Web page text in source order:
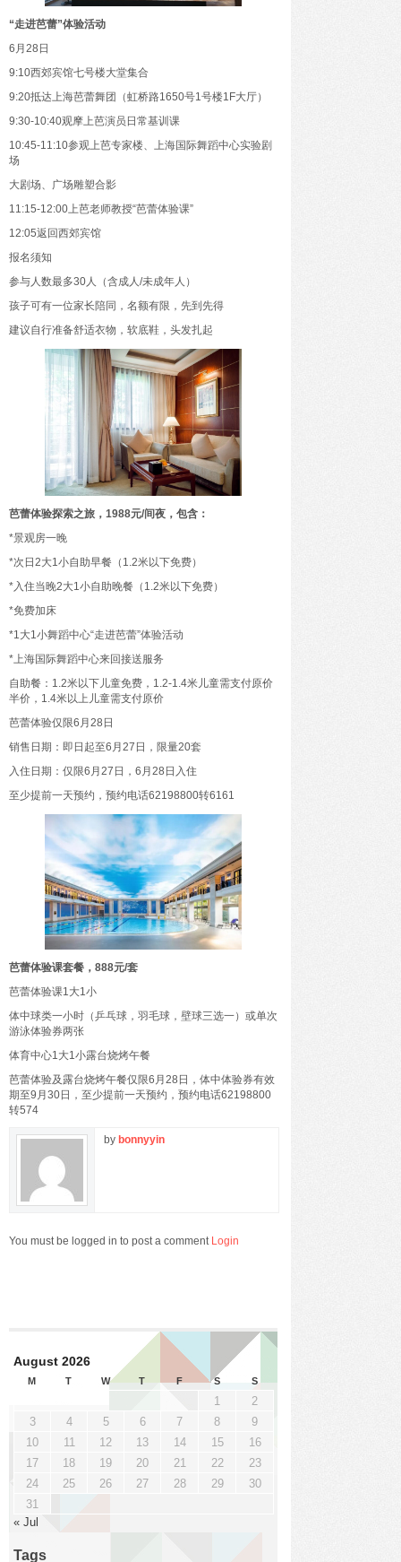
“走进芭蕾”体验活动
6月28日
9:10西郊宾馆七号楼大堂集合
9:20抵达上海芭蕾舞团（虹桥路1650号1号楼1F大厅）
9:30-10:40观摩上芭演员日常基训课
10:45-11:10参观上芭专家楼、上海国际舞蹈中心实验剧
场
大剧场、广场雕塑合影
11:15-12:00上芭老师教授“芭蕾体验课”
12:05返回西郊宾馆
报名须知
参与人数最多30人（含成人/未成年人）
孩子可有一位家长陪同，名额有限，先到先得
建议自行准备舒适衣物，软底鞋，头发扎起
芭蕾体验探索之旅，1988元/间夜，包含：
*景观房一晚
*次日2大1小自助早餐（1.2米以下免费）
*入住当晚2大1小自助晚餐（1.2米以下免费）
*免费加床
*1大1小舞蹈中心“走进芭蕾”体验活动
*上海国际舞蹈中心来回接送服务
自助餐：1.2米以下儿童免费，1.2-1.4米儿童需支付原价
半价，1.4米以上儿童需支付原价
芭蕾体验仅限6月28日
销售日期：即日起至6月27日，限量20套
入住日期：仅限6月27日，6月28日入住
至少提前一天预约，预约电话62198800转6161
芭蕾体验课套餐，888元/套
芭蕾体验课1大1小
体中球类一小时（乒乓球，羽毛球，壁球三选一）或单次
游泳体验券两张
体育中心1大1小露台烧烤午餐
芭蕾体验及露台烧烤午餐仅限6月28日，体中体验券有效
期至9月30日，至少提前一天预约，预约电话62198800
转574
by bonnyyin
You must be logged in to post a comment Login
August 2026
M T W T F S S
1
2
3
4 5 6 7 8
9
10
11 12 13 14 15
16
17
18 19 20 21 22
23
24
25 26 27 28 29
30
31
« Jul
Tags